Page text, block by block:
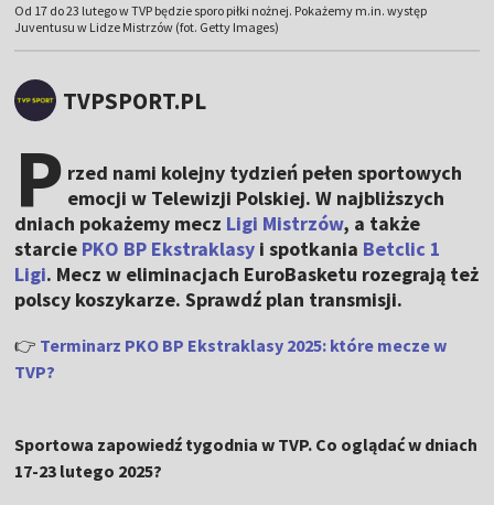
Od 17 do 23 lutego w TVP będzie sporo piłki nożnej. Pokażemy m.in. występ
Juventusu w Lidze Mistrzów (fot. Getty Images)
TVPSPORT.PL
P rzed nami kolejny tydzień pełen sportowych
emocji w Telewizji Polskiej. W najbliższych
dniach pokażemy mecz Ligi Mistrzów, a także
starcie PKO BP Ekstraklasy i spotkania Betclic 1
Ligi. Mecz w eliminacjach EuroBasketu rozegrają też
polscy koszykarze. Sprawdź plan transmisji.
👉 Terminarz PKO BP Ekstraklasy 2025: które mecze w
TVP?
Sportowa zapowiedź tygodnia w TVP. Co oglądać w dniach
17-23 lutego 2025?